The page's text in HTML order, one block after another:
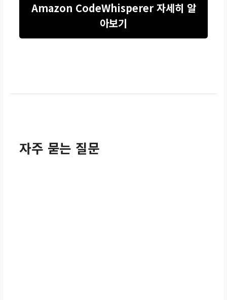
Amazon CodeWhisperer 자세히 알
아보기
자주 묻는 질문